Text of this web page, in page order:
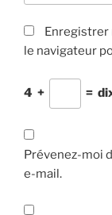
Enregistrer
le navigateur
4 + =
Prévenez-moi
e-mail.